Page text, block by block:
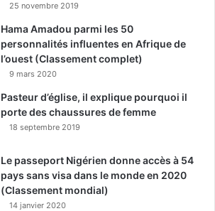
25 novembre 2019
Hama Amadou parmi les 50
personnalités influentes en Afrique de
l’ouest (Classement complet)
9 mars 2020
Pasteur d’église, il explique pourquoi il
porte des chaussures de femme
18 septembre 2019
Le passeport Nigérien donne accès à 54
pays sans visa dans le monde en 2020
(Classement mondial)
14 janvier 2020